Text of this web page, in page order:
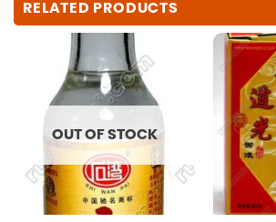
RELATED PRODUCTS
OUT OF STOCK